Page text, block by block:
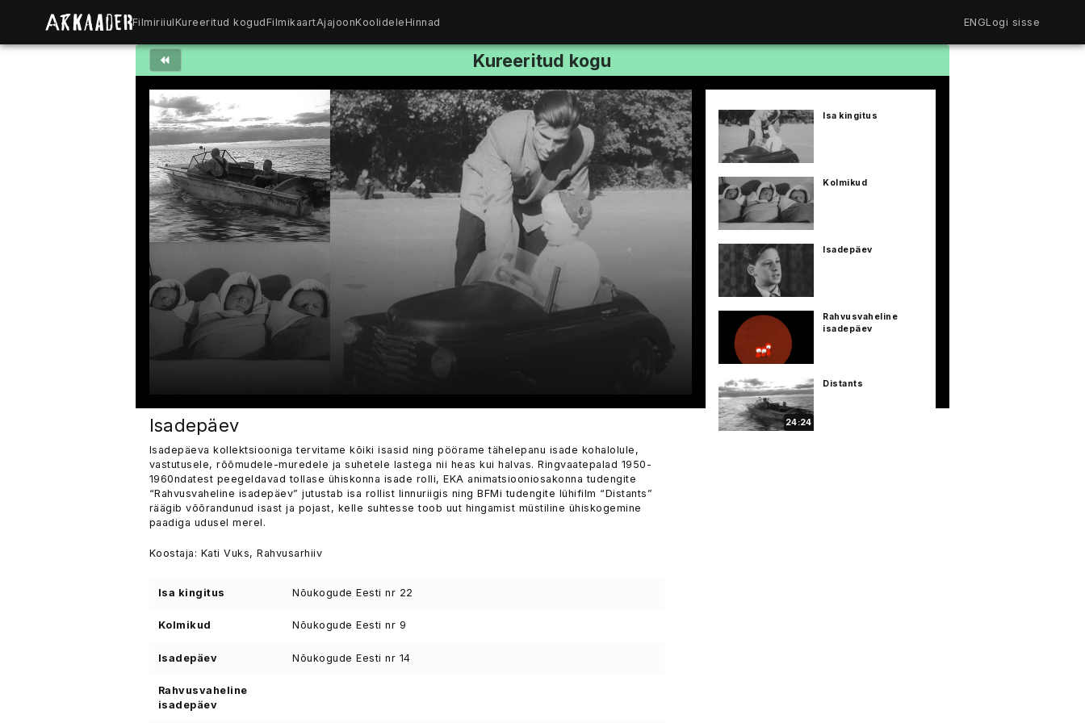
FilmiriiulKureeritud kogudFilmikaartAjajoonKoolideleHinnad ENGLogi sisse
Kureeritud kogu
Isadepäev
Isadepäeva kollektsiooniga tervitame kõiki isasid ning pöörame tähelepanu isade kohalolule,
vastutusele, rõõmudele-muredele ja suhetele lastega nii heas kui halvas. Ringvaatepalad 1950-
1960ndatest peegeldavad tollase ühiskonna isade rolli, EKA animatsiooniosakonna tudengite
“Rahvusvaheline isadepäev” jutustab isa rollist linnuriigis ning BFMi tudengite lühifilm “Distants”
räägib võõrandunud isast ja pojast, kelle suhtesse toob uut hingamist müstiline ühiskogemine
paadiga udusel merel.
Koostaja: Kati Vuks, Rahvusarhiiv
Isa kingitus Nõukogude Eesti nr 22
Kolmikud Nõukogude Eesti nr 9
Isadepäev Nõukogude Eesti nr 14
Rahvusvaheline
isadepäev
Isa kingitus
Kolmikud
Isadepäev
Rahvusvaheline
isadepäev
24:24
Distants